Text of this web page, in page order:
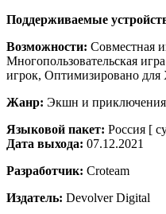
Поддерживаемые
Возможности: Совместная
Многопользовательская
игрок, Оптимизировано
Жанр: Экшн и приключения
Языковой пакет: Россия [
Дата выхода: 07.12.2021
Разработчик: Croteam
Издатель: Devolver Digital